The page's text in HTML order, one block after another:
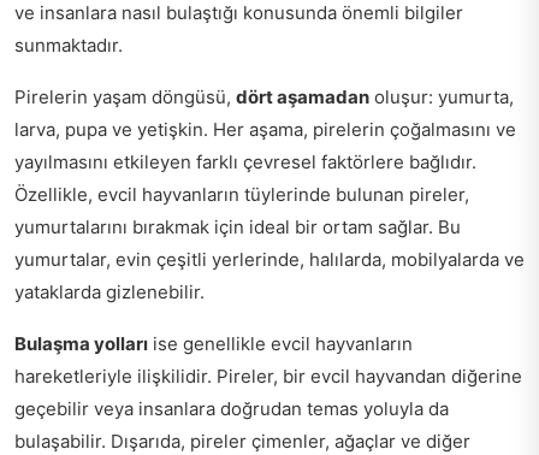
ve insanlara nasıl bulaştığı konusunda önemli bilgiler
sunmaktadır.
Pirelerin yaşam döngüsü, dört aşamadan oluşur: yumurta,
larva, pupa ve yetişkin. Her aşama, pirelerin çoğalmasını ve
yayılmasını etkileyen farklı çevresel faktörlere bağlıdır.
Özellikle, evcil hayvanların tüylerinde bulunan pireler,
yumurtalarını bırakmak için ideal bir ortam sağlar. Bu
yumurtalar, evin çeşitli yerlerinde, halılarda, mobilyalarda ve
yataklarda gizlenebilir.
Bulaşma yolları ise genellikle evcil hayvanların
hareketleriyle ilişkilidir. Pireler, bir evcil hayvandan diğerine
geçebilir veya insanlara doğrudan temas yoluyla da
bulaşabilir. Dışarıda, pireler çimenler, ağaçlar ve diğer